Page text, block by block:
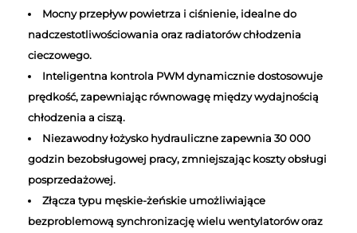
Mocny przepływ powietrza i ciśnienie, idealne do
nadczestotliwościowania oraz radiatorów chłodzenia
cieczowego.
Inteligentna kontrola PWM dynamicznie dostosowuje
prędkość, zapewniając równowagę między wydajnością
chłodzenia a ciszą.
Niezawodny łożysko hydrauliczne zapewnia 30 000
godzin bezobsługowej pracy, zmniejszając koszty obsługi
posprzedażowej.
Złącza typu męskie-żeńskie umożliwiające
bezproblemową synchronizację wielu wentylatorów oraz